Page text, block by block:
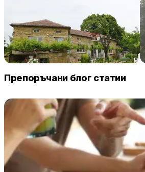
Villa Vin Santo
Винарово 89 € / нощувка
Препоръчани блог статии